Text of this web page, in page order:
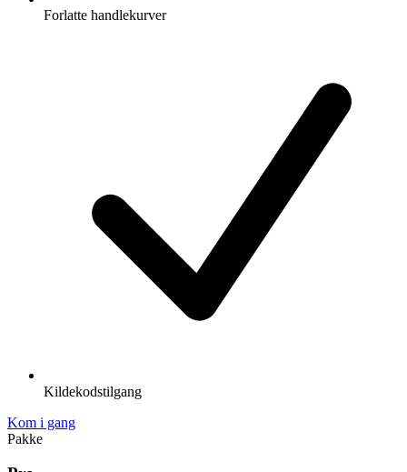
Forlatte handlekurver
Kildekodstilgang
Kom i gang
Pakke